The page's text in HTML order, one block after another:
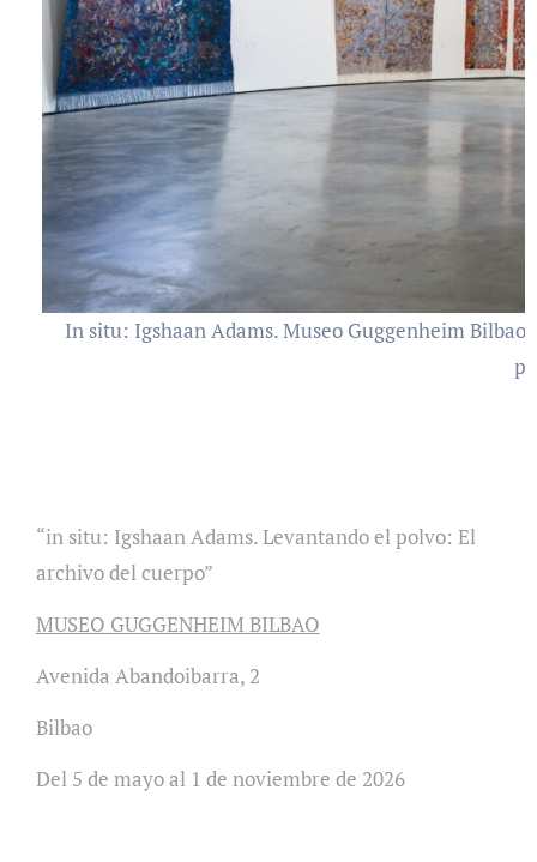
In situ: Igshaan Adams. Museo Guggenheim
“in situ: Igshaan Adams. Levantando el polvo: El
archivo del cuerpo”
MUSEO GUGGENHEIM BILBAO
Avenida Abandoibarra, 2
Bilbao
Del 5 de mayo al 1 de noviembre de 2026